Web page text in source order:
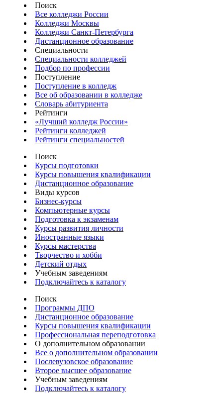
Поиск
Все колледжи России
Колледжи Москвы
Колледжи Санкт-Петербурга
Дистанционное образование
Специальности
Специальности колледжей
Подбор по профессии
Поступление
Поступление в колледж
Все об образовании в колледже
Словарь абитуриента
Рейтинги
«Лучший колледж России»
Рейтинги колледжей
Рейтинги специальностей
Поиск
Курсы подготовки
Курсы повышения квалификации
Дистанционное образование
Виды курсов
Бизнес-курсы
Компьютерные курсы
Подготовка к экзаменам
Курсы развития личности
Иностранные языки
Курсы мастерства
Творчество и хобби
Детский отдых
Учебным заведениям
Подключайтесь к каталогу
Поиск
Программы ДПО
Дистанционное образование
Курсы повышения квалификации
Профессиональная переподготовка
О дополнительном образовании
Все о дополнительном образовании
Послевузовское образование
Второе высшее образование
Учебным заведениям
Подключайтесь к каталогу